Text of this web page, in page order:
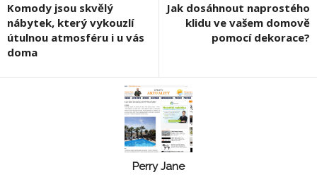
Komody jsou skvělý
nábytek, který vykouzlí
útulnou atmosféru i u vás
doma
Jak dosáhnout naprostého
klidu ve vašem domově
pomocí dekorace?
Perry Jane